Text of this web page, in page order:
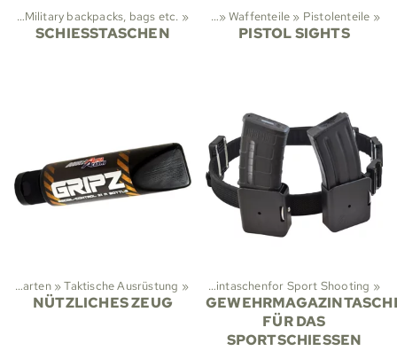
‪» Military backpacks, bags etc. ‪»
SCHIESSTASCHEN
Sportarten‪»Taktische Ausrüstung ‪»Waffenteile ‪» Pistolenteile ‪»
PISTOL SIGHTS
Sportarten ‪»Taktische Ausrüstung ‪»
NÜTZLICHES ZEUG
Taktische Ausrüstung ‪»Holster‪» Magazintaschenfor Sport Shooting ‪»
FÜR DAS
SPORTSCHIESSEN